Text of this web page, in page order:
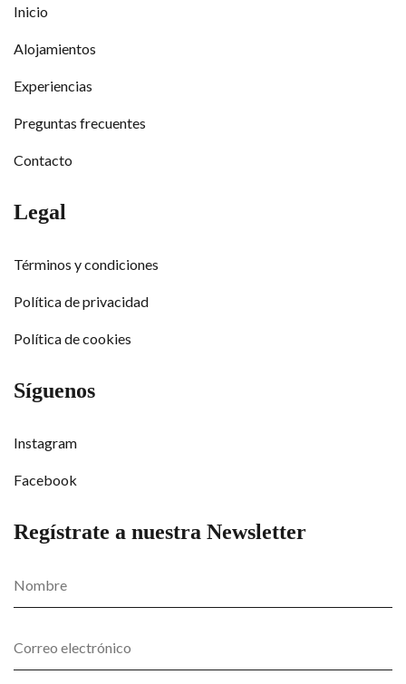
Inicio
Alojamientos
Experiencias
Preguntas frecuentes
Contacto
Legal
Términos y condiciones
Política de privacidad
Política de cookies
Síguenos
Instagram
Facebook
Regístrate a nuestra Newsletter